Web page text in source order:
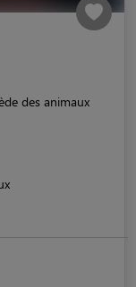
des animaux